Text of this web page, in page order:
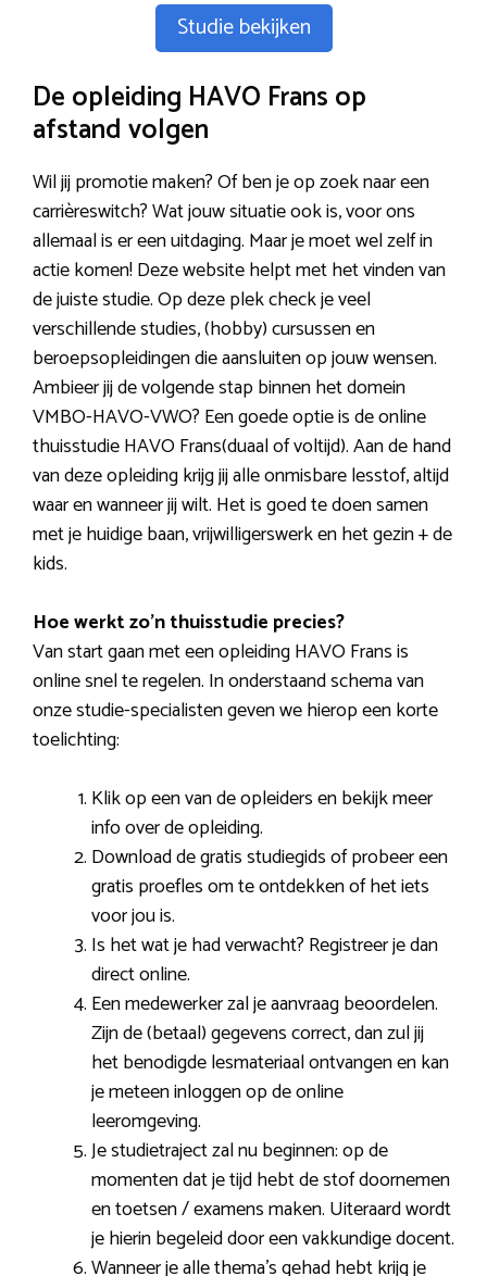
Studie bekijken
De opleiding HAVO Frans op
afstand volgen
Wil jij promotie maken? Of ben je op zoek naar een
carrièreswitch? Wat jouw situatie ook is, voor ons
allemaal is er een uitdaging. Maar je moet wel zelf in
actie komen! Deze website helpt met het vinden van
de juiste studie. Op deze plek check je veel
verschillende studies, (hobby) cursussen en
beroepsopleidingen die aansluiten op jouw wensen.
Ambieer jij de volgende stap binnen het domein
VMBO-HAVO-VWO? Een goede optie is de online
thuisstudie HAVO Frans(duaal of voltijd). Aan de hand
van deze opleiding krijg jij alle onmisbare lesstof, altijd
waar en wanneer jij wilt. Het is goed te doen samen
met je huidige baan, vrijwilligerswerk en het gezin + de
kids.
Hoe werkt zo’n thuisstudie precies?
Van start gaan met een opleiding HAVO Frans is
online snel te regelen. In onderstaand schema van
onze studie-specialisten geven we hierop een korte
toelichting:
Klik op een van de opleiders en bekijk meer
info over de opleiding.
Download de gratis studiegids of probeer een
gratis proefles om te ontdekken of het iets
voor jou is.
Is het wat je had verwacht? Registreer je dan
direct online.
Een medewerker zal je aanvraag beoordelen.
Zijn de (betaal) gegevens correct, dan zul jij
het benodigde lesmateriaal ontvangen en kan
je meteen inloggen op de online
leeromgeving.
Je studietraject zal nu beginnen: op de
momenten dat je tijd hebt de stof doornemen
en toetsen / examens maken. Uiteraard wordt
je hierin begeleid door een vakkundige docent.
Wanneer je alle thema’s gehad hebt krijg je